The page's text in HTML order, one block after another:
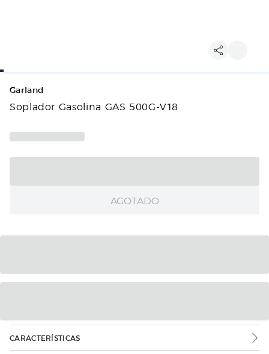
Garland
Soplador Gasolina GAS 500G-V18
AGOTADO
CARACTERÍSTICAS